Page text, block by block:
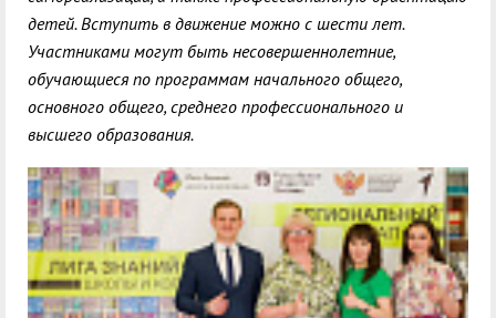
детей. Вступить в движение можно с шести лет.
Участниками могут быть несовершеннолетние,
обучающиеся по программам начального общего,
основного общего, среднего профессионального и
высшего образования.